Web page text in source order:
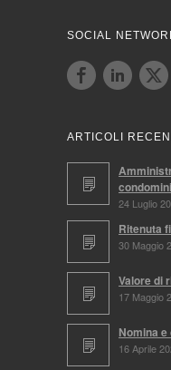
SOCIAL
ARTICOLI
24 Luglio
Ritenuta
30 Maggio
Valore di
17 Maggio
Nomina
16 Aprile